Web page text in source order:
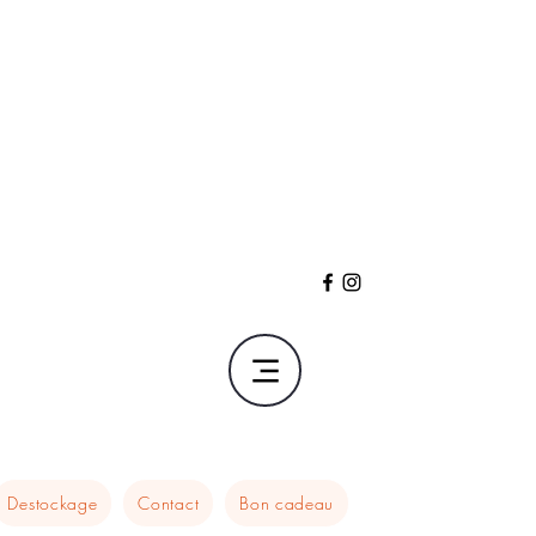
Destockage Contact Bon cadeau